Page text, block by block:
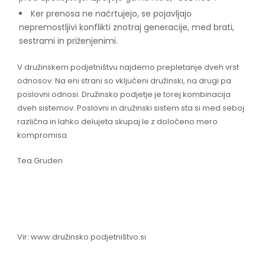
Ker prenosa ne načrtujejo, se pojavljajo
nepremostljivi konflikti znotraj generacije, med brati,
sestrami in priženjenimi.
V družinskem podjetništvu najdemo prepletanje dveh vrst
odnosov. Na eni strani so vključeni družinski, na drugi pa
poslovni odnosi. Družinsko podjetje je torej kombinacija
dveh sistemov. Poslovni in družinski sistem sta si med seboj
različna in lahko delujeta skupaj le z določeno mero
kompromisa.
Tea Gruden
Vir: www.družinsko podjetništvo.si